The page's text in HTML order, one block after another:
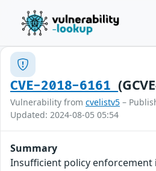
CVE-2018-6161
Vulnerability from cvelistv5 –
Updated: 2024-08-05 05:54
Summary
Insufficient policy enforcement